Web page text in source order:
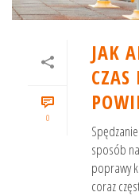
0
JAK
sposób
poprawy
coraz